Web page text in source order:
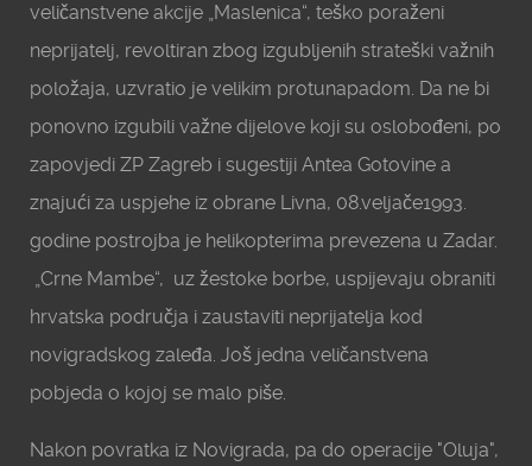
veličanstvene akcije „Maslenica“, teško poraženi
neprijatelj, revoltiran zbog izgubljenih strateški važnih
položaja, uzvratio je velikim protunapadom. Da ne bi
ponovno izgubili važne dijelove koji su oslobođeni, po
zapovjedi ZP Zagreb i sugestiji Antea Gotovine a
znajući za uspjehe iz obrane Livna, 08.veljače1993.
godine postrojba je helikopterima prevezena u Zadar.
„Crne Mambe“, uz žestoke borbe, uspijevaju obraniti
hrvatska područja i zaustaviti neprijatelja kod
novigradskog zaleđa. Još jedna veličanstvena
pobjeda o kojoj se malo piše.
Nakon povratka iz Novigrada, pa do operacije "Oluja",